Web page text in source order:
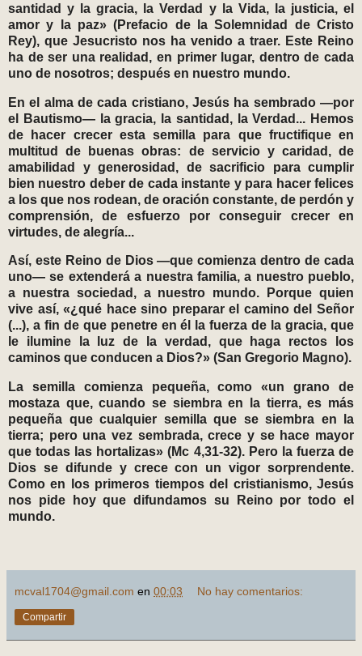
santidad y la gracia, la Verdad y la Vida, la justicia, el
amor y la paz» (Prefacio de la Solemnidad de Cristo
Rey), que Jesucristo nos ha venido a traer. Este Reino
ha de ser una realidad, en primer lugar, dentro de cada
uno de nosotros; después en nuestro mundo.
En el alma de cada cristiano, Jesús ha sembrado —por
el Bautismo— la gracia, la santidad, la Verdad... Hemos
de hacer crecer esta semilla para que fructifique en
multitud de buenas obras: de servicio y caridad, de
amabilidad y generosidad, de sacrificio para cumplir
bien nuestro deber de cada instante y para hacer felices
a los que nos rodean, de oración constante, de perdón y
comprensión, de esfuerzo por conseguir crecer en
virtudes, de alegría...
Así, este Reino de Dios —que comienza dentro de cada
uno— se extenderá a nuestra familia, a nuestro pueblo,
a nuestra sociedad, a nuestro mundo. Porque quien
vive así, «¿qué hace sino preparar el camino del Señor
(...), a fin de que penetre en él la fuerza de la gracia, que
le ilumine la luz de la verdad, que haga rectos los
caminos que conducen a Dios?» (San Gregorio Magno).
La semilla comienza pequeña, como «un grano de
mostaza que, cuando se siembra en la tierra, es más
pequeña que cualquier semilla que se siembra en la
tierra; pero una vez sembrada, crece y se hace mayor
que todas las hortalizas» (Mc 4,31-32). Pero la fuerza de
Dios se difunde y crece con un vigor sorprendente.
Como en los primeros tiempos del cristianismo, Jesús
nos pide hoy que difundamos su Reino por todo el
mundo.
mcval1704@gmail.com en 00:03 No hay comentarios:
Compartir